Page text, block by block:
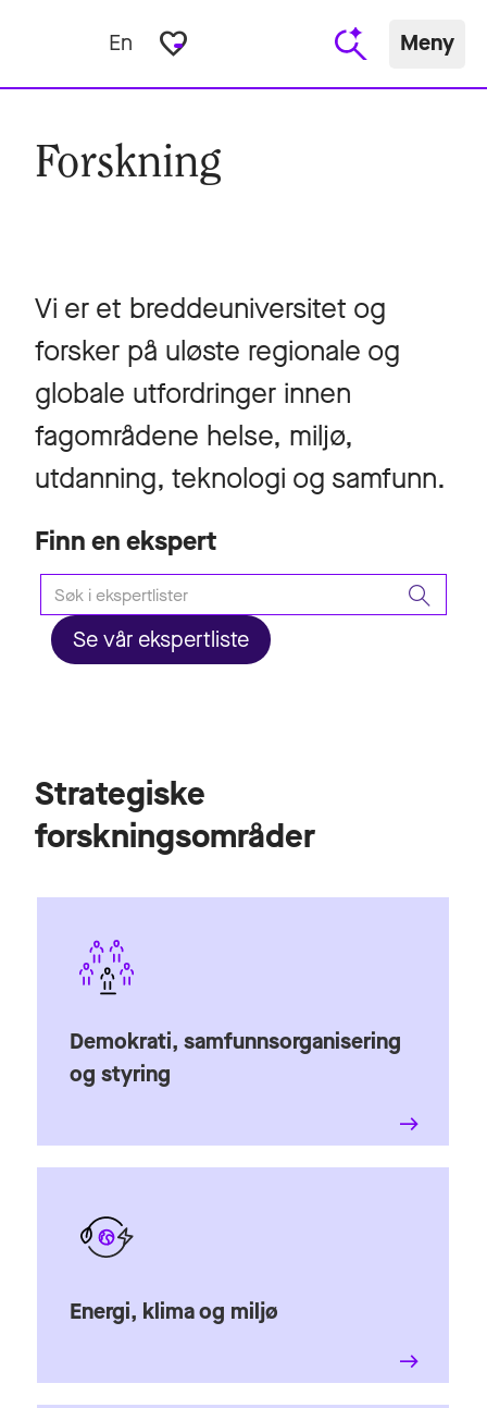
En favorite_border Meny
Forskning
Vi er et breddeuniversitet og
forsker på uløste regionale og
globale utfordringer innen
fagområdene helse, miljø,
utdanning, teknologi og samfunn.
Finn en ekspert
Se vår ekspertliste
Strategiske
forskningsområder
Demokrati, samfunnsorganisering
og styring
Energi, klima og miljø